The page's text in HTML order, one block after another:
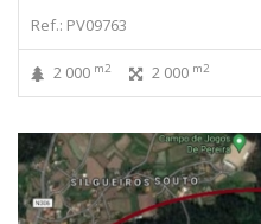
Ref.: PV09763
2 000 m2 2 000 m2